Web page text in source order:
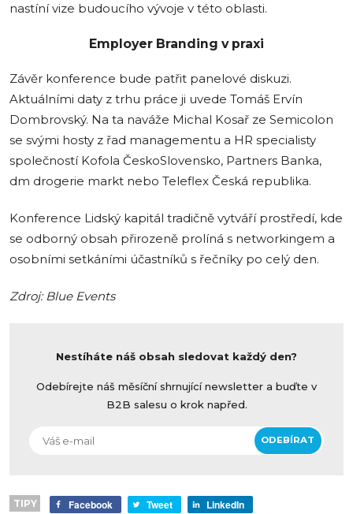
nastíní vize budoucího vývoje v této oblasti.
Employer Branding v praxi
Závěr konference bude patřit panelové diskuzi.
Aktuálními daty z trhu práce ji uvede Tomáš Ervín
Dombrovský. Na ta naváže Michal Kosař ze Semicolon
se svými hosty z řad managementu a HR specialisty
společností Kofola ČeskoSlovensko, Partners Banka,
dm drogerie markt nebo Teleflex Česká republika.
Konference Lidský kapitál tradičně vytváří prostředí, kde
se odborný obsah přirozeně prolíná s networkingem a
osobními setkáními účastníků s řečníky po celý den.
Zdroj: Blue Events
Nestíháte náš obsah sledovat každý den?
Odebírejte náš měsíční shrnující newsletter a buďte v
B2B salesu o krok napřed.
TIPY Facebook Tweet LinkedIn